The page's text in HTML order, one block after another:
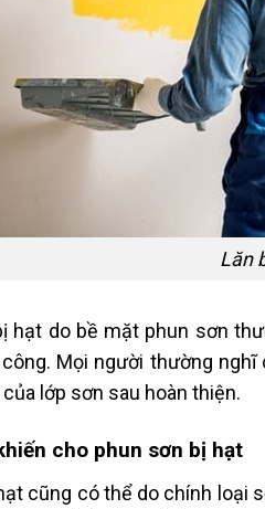
Lăn
hạt do bề mặt phun sơn
Mọi người thường
lớp sơn sau hoàn thiện.
cho phun sơn bị hạt
cũng có thể do chính loại